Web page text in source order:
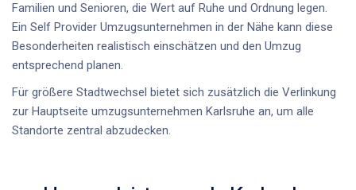
Familien und Senioren, die Wert auf Ruhe und Ordnung legen.
Ein Self Provider Umzugsunternehmen in der Nähe kann diese
Besonderheiten realistisch einschätzen und den Umzug
entsprechend planen.
Für größere Stadtwechsel bietet sich zusätzlich die Verlinkung
zur Hauptseite umzugsunternehmen Karlsruhe an, um alle
Standorte zentral abzudecken.